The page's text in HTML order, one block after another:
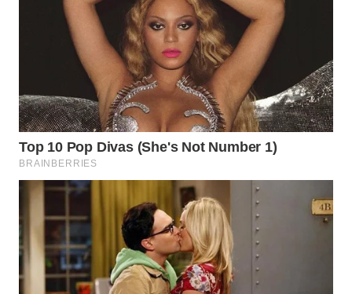
METRO
SIANTAR
MEDAN
NEWS
METRO
JAKARTA
NEWS
KRT
NEWS